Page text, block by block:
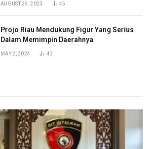
AUGUST 29, 2023 45
Projo Riau Mendukung Figur Yang Serius
Dalam Memimpin Daerahnya
MAY 2, 2024 42